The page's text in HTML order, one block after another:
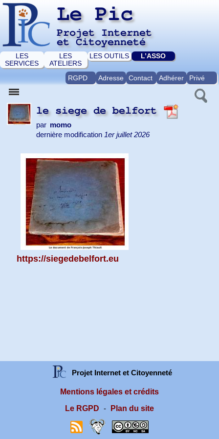
Le Pic
Projet Internet
et Citoyenneté
LES
SERVICES
LES
ATELIERS
LES OUTILS L’ASSO
RGPD Adresse Contact Adhérer Privé
le siege de belfort
par momo
dernière modification 1er juillet 2026
https://siegedebelfort.eu
Projet Internet et Citoyenneté
Mentions légales et crédits
Le RGPD
- Plan du site